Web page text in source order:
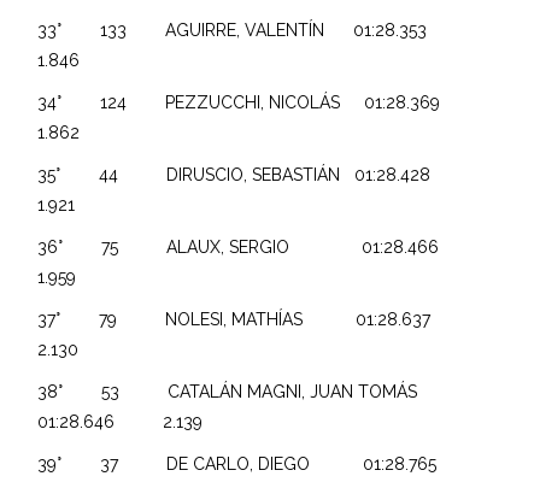
33° 133 AGUIRRE, VALENTÍN 01:28.353
1.846
34° 124 PEZZUCCHI, NICOLÁS 01:28.369
1.862
35° 44 DIRUSCIO, SEBASTIÁN 01:28.428
1.921
36° 75 ALAUX, SERGIO 01:28.466
1.959
37° 79 NOLESI, MATHÍAS 01:28.637
2.130
38° 53 CATALÁN MAGNI, JUAN TOMÁS
01:28.646 2.139
39° 37 DE CARLO, DIEGO 01:28.765